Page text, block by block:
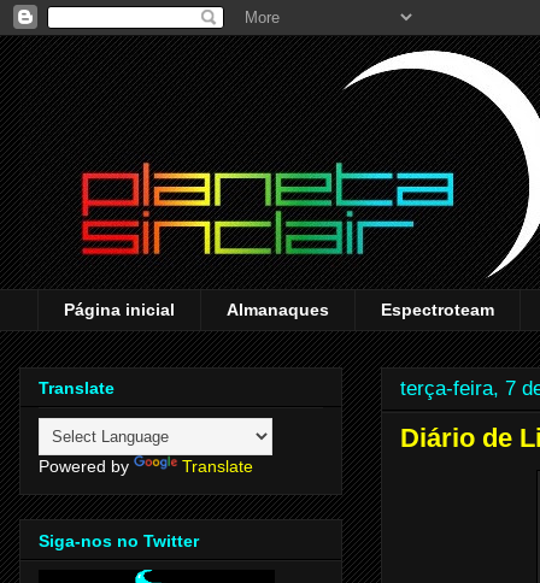
Página inicial Almanaques Espectroteam
terça-feira, 7
Diário de
Translate
Powered by Translate
Siga-nos no Twitter